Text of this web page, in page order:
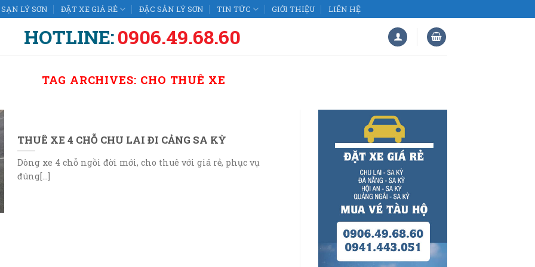
LÝ SƠN ĐẶT XE GIÁ RẺ ĐẶC SẢN LÝ SƠN TIN TỨC GIỚI THIỆU LIÊN HỆ
HOTLINE:0906.49.68.60
TAG ARCHIVES: CHO THUÊ XE
THUÊ XE 4 CHỖ CHU LAI ĐI CẢNG SA KỲ
Dòng xe 4 chỗ ngồi đời mới, cho thuê với giá rẻ, phục vụ
đúng[...]